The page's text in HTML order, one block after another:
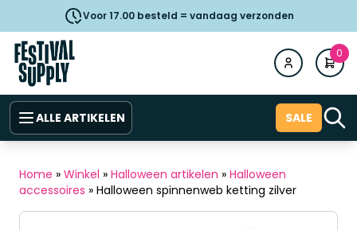
Voor 17.00 besteld = vandaag verzonden
0
ALLE ARTIKELEN SALE
Home » Winkel » Halloween artikelen » Halloween
accessoires » Halloween spinnenweb ketting zilver